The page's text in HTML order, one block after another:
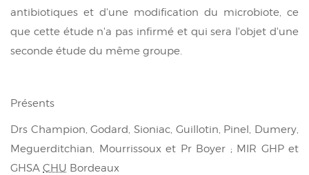
antibiotiques et d'une modification du microbiote, ce
que cette étude n'a pas infirmé et qui sera l'objet d'une
seconde étude du même groupe.
Présents
Drs Champion, Godard, Sioniac, Guillotin, Pinel, Dumery,
Meguerditchian, Mourrissoux et Pr Boyer ; MIR GHP et
GHSA CHU Bordeaux